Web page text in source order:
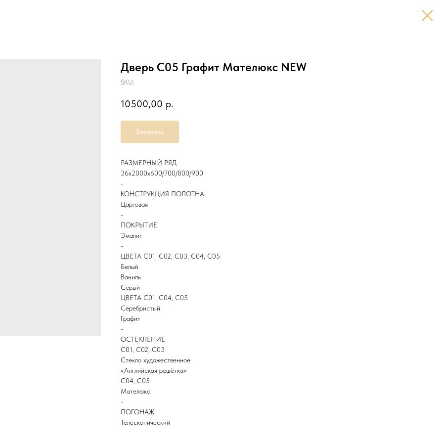
Дверь С05 Графит Мателюкс NEW
SKU:
10500,00 р.
Заказать
РАЗМЕРНЫЙ РЯД
36х2000х600/700/800/900
-
КОНСТРУКЦИЯ ПОЛОТНА
Царговая
-
ПОКРЫТИЕ
Эмалит
-
ЦВЕТА С01, С02, С03, С04, С05
Белый
Ваниль
Серый
ЦВЕТА С01, С04, С05
Серебристый
Графит
-
ОСТЕКЛЕНИЕ
С01, С02, С03
Стекло художественное
«Английская решётка»
С04, С05
Мателюкс
-
ПОГОНАЖ
Телескопический